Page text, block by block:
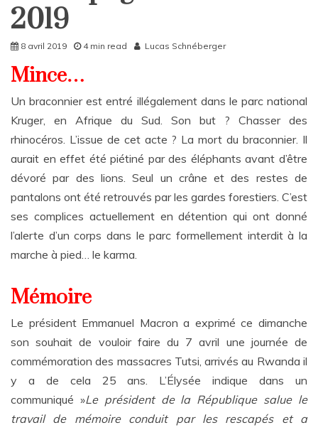
Rattrapages
2019
8 avril 2019 4 min read Lucas Schnéberger
Mince…
Un braconnier est entré illégalement dans le parc national
Kruger, en Afrique du Sud. Son but ? Chasser des
rhinocéros. L’issue de cet acte ? La mort du braconnier. Il
aurait en effet été piétiné par des éléphants avant d’être
dévoré par des lions. Seul un crâne et des restes de
pantalons ont été retrouvés par les gardes forestiers. C’est
ses complices actuellement en détention qui ont donné
l’alerte d’un corps dans le parc formellement interdit à la
marche à pied… le karma.
Mémoire
Le président Emmanuel Macron a exprimé ce dimanche
son souhait de vouloir faire du 7 avril une journée de
commémoration des massacres Tutsi, arrivés au Rwanda il
y a de cela 25 ans. L’Élysée indique dans un
communiqué »Le président de la République salue le
travail de mémoire conduit par les rescapés et a